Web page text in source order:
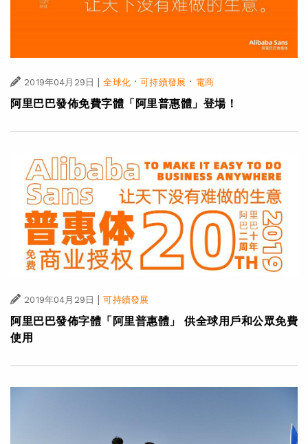
2019年04月29日 | 全球化·可持續發展 · 電商
阿里巴巴發佈免費字體「阿里普惠體」登場！
2019年04月29日 | 可持續發展
阿里巴巴發佈字體「阿里普惠體」 供全球用戶和公眾免費
使用